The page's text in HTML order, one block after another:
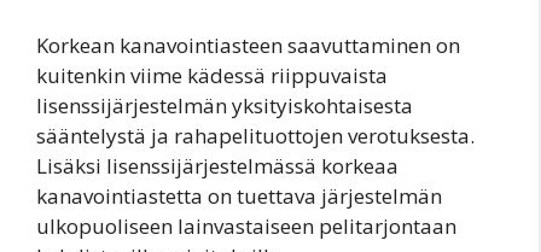
Korkean kanavointiasteen saavuttaminen on
kuitenkin viime kädessä riippuvaista
lisenssijärjestelmän yksityiskohtaisesta
sääntelystä ja rahapelituottojen verotuksesta.
Lisäksi lisenssijärjestelmässä korkeaa
kanavointiastetta on tuettava järjestelmän
ulkopuoliseen lainvastaiseen pelitarjontaan